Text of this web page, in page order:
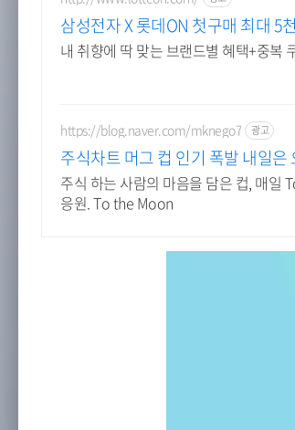
삼성전자 X 롯데ON 첫구매 최대 5
내 취향에 딱 맞는 브랜드별 혜택+중복
https://blog.naver.com/mknego7 광고
주식차트 머그 컵 인기 폭발 내일은
주식 하는 사람의 마음을 담은 컵, 매일
응원. To the Moon